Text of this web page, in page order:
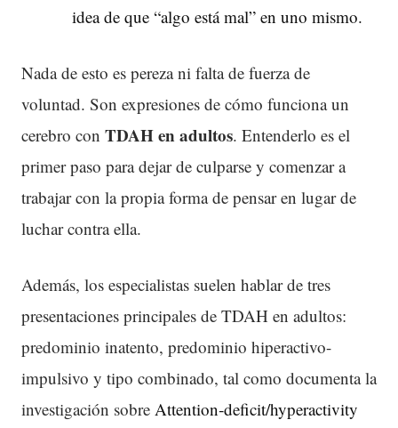
idea de que “algo está mal” en uno mismo.
Nada de esto es pereza ni falta de fuerza de
voluntad. Son expresiones de cómo funciona un
cerebro con TDAHen adultos. Entenderlo es el
primer paso para dejar de culparse y comenzar a
trabajar con la propia forma de pensar en lugar de
luchar contra ella.
Además, los especialistas suelen hablar de tres
presentaciones principales de TDAH en adultos:
predominio inatento, predominio hiperactivo-
impulsivo y tipo combinado, tal como documenta la
investigación sobre Attention‐deficit/hyperactivity